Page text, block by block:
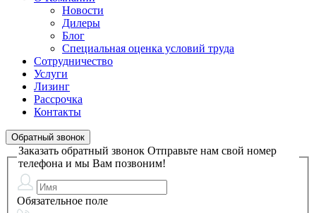
Новости
Дилеры
Блог
Специальная оценка условий труда
Сотрудничество
Услуги
Лизинг
Рассрочка
Контакты
Обратный звонок
Заказать обратный звонок Отправьте нам свой номер
телефона и мы Вам позвоним!
Обязательное поле